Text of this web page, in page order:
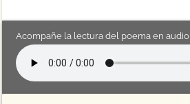
Acompañe la lectura del poema en audio